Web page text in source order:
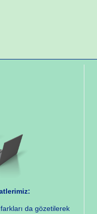
da gözetilerek